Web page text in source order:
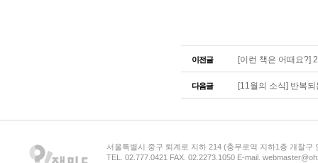
이전글 [이런 책은 어때요?]
다음글 [11월의 소식] 반복
서울특별시 중구 퇴계로 지하 214 (충무로역 지하1층 개찰구
TEL. 02.777.0421 FAX. 02.2273.1050 E-mail.